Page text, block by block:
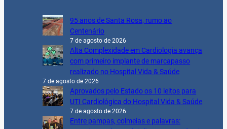
95 anos de Santa Rosa, rumo ao
Centenário
7 de agosto de 2026
Alta Complexidade em Cardiologia avança
com primeiro implante de marcapasso
realizado no Hospital Vida & Saúde
7 de agosto de 2026
Aprovados pelo Estado os 10 leitos para
UTI Cardiológica do Hospital Vida & Saúde
7 de agosto de 2026
Entre pampas, colmeias e palavras: